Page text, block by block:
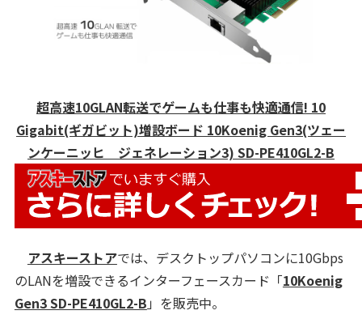
超高速10GLAN転送でゲームも仕事も快適通信! 10
Gigabit(ギガビット)増設ボード 10Koenig Gen3(ツェー
ンケーニッヒ ジェネレーション3) SD-PE410GL2-B
アスキーストアでは、デスクトップパソコンに10Gbps
のLANを増設できるインターフェースカード「10Koenig
Gen3 SD-PE410GL2-B 」を販売中。